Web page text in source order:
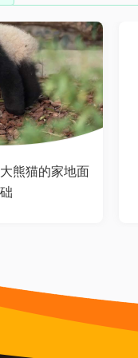
熊猫的家地面